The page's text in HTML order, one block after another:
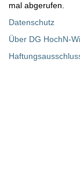
mal abgerufen.
Datenschutz
Über DG HochN-